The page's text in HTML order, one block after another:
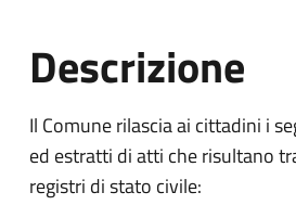
Descrizione
Il Comune rilascia ai cittadini i
ed estratti di atti che risultano
registri di stato civile: